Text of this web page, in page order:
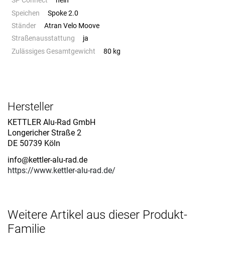
Speichen
Spoke 2.0
Ständer
Atran Velo Moove
Straßenausstattung
ja
Zulässiges Gesamtgewicht
80 kg
Hersteller
KETTLER Alu-Rad GmbH
Longericher Straße 2
DE 50739 Köln
info@kettler-alu-rad.de
https://www.kettler-alu-rad.de/
Weitere Artikel aus dieser Produkt-
Familie